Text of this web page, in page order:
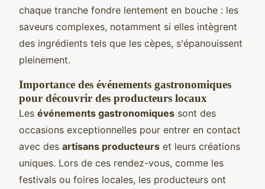
chaque tranche fondre lentement en bouche : les
saveurs complexes, notamment si elles intègrent
des ingrédients tels que les cèpes, s'épanouissent
pleinement.
Importance des événements gastronomiques
pour découvrir des producteurs locaux
Les événements gastronomiques sont des
occasions exceptionnelles pour entrer en contact
avec des artisans producteurs et leurs créations
uniques. Lors de ces rendez-vous, comme les
festivals ou foires locales, les producteurs ont